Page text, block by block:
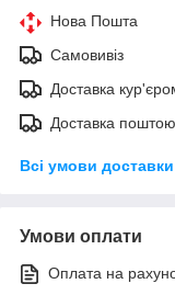
Нова Пошта
Самовивіз
Доставка
Доставка поштою
Всі умови доставки
Умови оплати
Оплата на